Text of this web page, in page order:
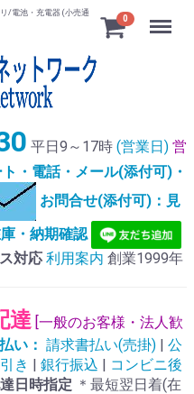
/電池・充電器 (小売通
0 Menu
平日9～17時 (営業日) 営
・電話・メール(添付可)・
お問合せ(添付可)：見
・納期確認
対応 利用案内 創業1999年
達 [一般のお客様・法人歓
い： 請求書払い(売掛) | 公
き | 銀行振込 | コンビニ後
日時指定 ＊最短翌日着(在